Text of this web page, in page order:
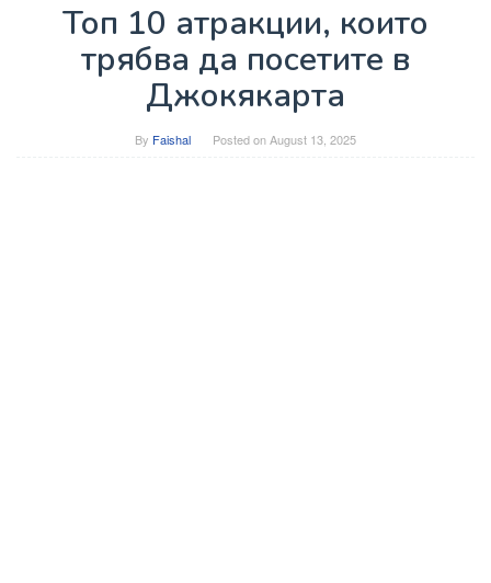
Топ 10 атракции, които
трябва да посетите в
Джокякарта
By Faishal Posted onAugust 13, 2025